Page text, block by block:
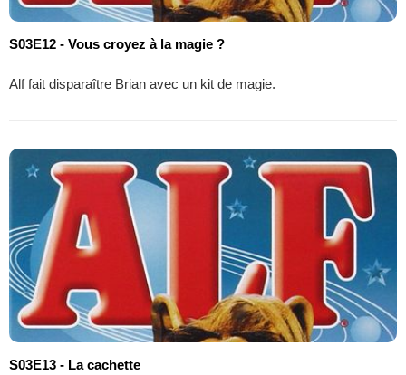
S03E12 - Vous croyez à la magie ?
Alf fait disparaître Brian avec un kit de magie.
S03E13 - La cachette